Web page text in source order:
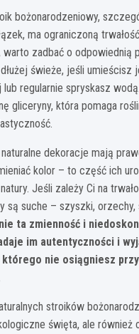
bożonarodzeniowy,
ma ograniczoną
warto zadbać o odpowiednią
świeże, jeśli umieścisz
regularnie spryskasz
gliceryny, która pomaga
dekoracje mają
kolor – to część ich
Jeśli zależy Ci na
są suche – szyszki,
ta zmienność i
im autentyczności i
nie osiągniesz
stroików
święta, ale również